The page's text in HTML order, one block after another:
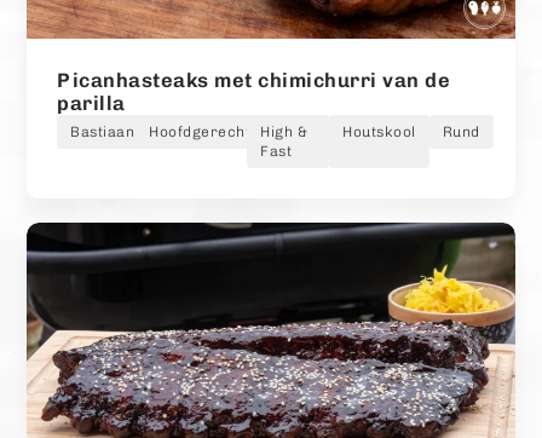
Picanhasteaks met chimichurri van de
parilla
Bastiaan Hoofdgerecht
High &
Fast
Houtskool Rund